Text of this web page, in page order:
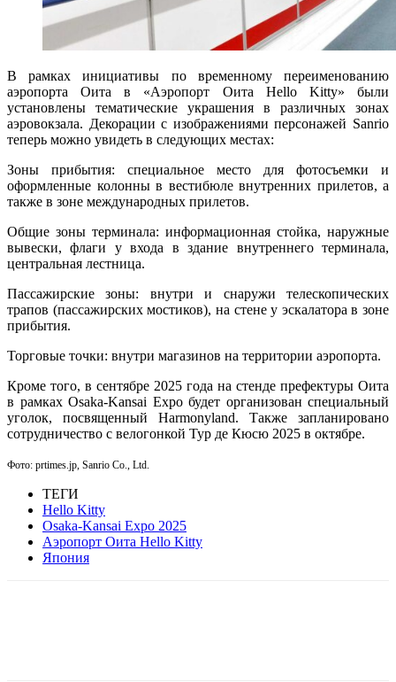
В рамках инициативы по временному переименованию
аэропорта Оита в «Аэропорт Оита Hello Kitty» были
установлены тематические украшения в различных зонах
аэровокзала. Декорации с изображениями персонажей Sanrio
теперь можно увидеть в следующих местах:
Зоны прибытия: специальное место для фотосъемки и
оформленные колонны в вестибюле внутренних прилетов, а
также в зоне международных прилетов.
Общие зоны терминала: информационная стойка, наружные
вывески, флаги у входа в здание внутреннего терминала,
центральная лестница.
Пассажирские зоны: внутри и снаружи телескопических
трапов (пассажирских мостиков), на стене у эскалатора в зоне
прибытия.
Торговые точки: внутри магазинов на территории аэропорта.
Кроме того, в сентябре 2025 года на стенде префектуры Оита
в рамках Osaka-Kansai Expo будет организован специальный
уголок, посвященный Harmonyland. Также запланировано
сотрудничество с велогонкой Тур де Кюсю 2025 в октябре.
Фото: prtimes.jp, Sanrio Co., Ltd.
ТЕГИ
Hello Kitty
Osaka-Kansai Expo 2025
Аэропорт Оита Hello Kitty
Япония